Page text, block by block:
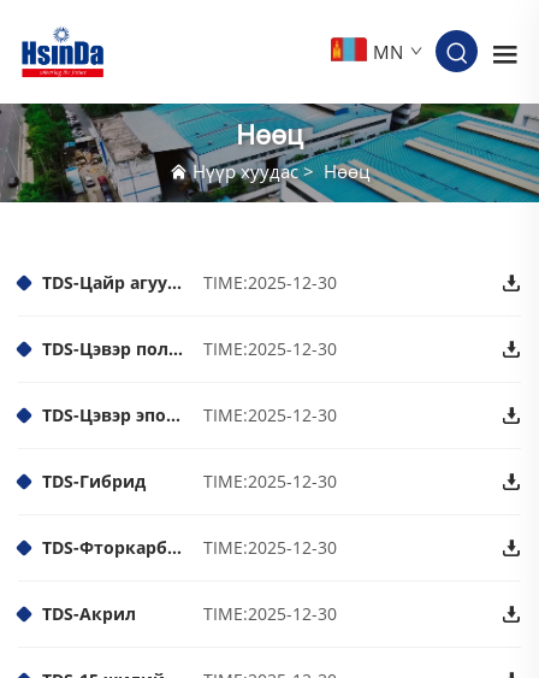
MN
Нөөц
Нүүр хуудас>Нөөц
TDS-Цайр агуулсан эпоксид TIME:2025-12-30
TDS-Цэвэр полиэстер TIME:2025-12-30
TDS-Цэвэр эпоксид TIME:2025-12-30
TDS-Гибрид TIME:2025-12-30
TDS-Фторкарбон TIME:2025-12-30
TDS-Акрил TIME:2025-12-30